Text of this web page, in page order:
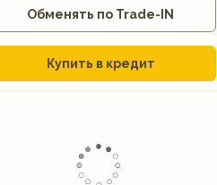
Обменять по Trade-IN
Купить в кредит